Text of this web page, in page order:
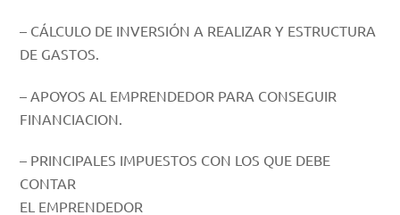
– CÁLCULO DE INVERSIÓN A REALIZAR Y ESTRUCTURA
DE GASTOS.
– APOYOS AL EMPRENDEDOR PARA CONSEGUIR
FINANCIACION.
– PRINCIPALES IMPUESTOS CON LOS QUE DEBE
CONTAR
EL EMPRENDEDOR